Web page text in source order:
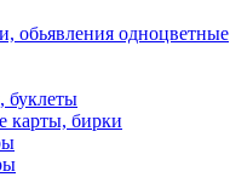
обьявления одноцветные
карты, бирки